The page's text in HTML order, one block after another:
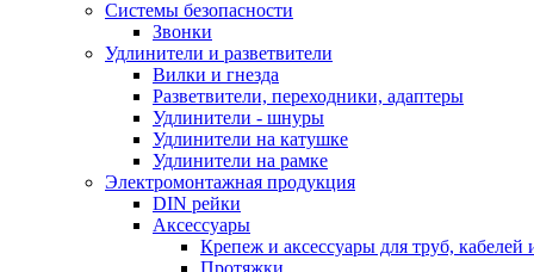
Системы безопасности
Звонки
Удлинители и разветвители
Вилки и гнезда
Разветвители, переходники, адаптеры
Удлинители - шнуры
Удлинители на катушке
Удлинители на рамке
Электромонтажная продукция
DIN рейки
Аксессуары
Крепеж и аксессуары для труб, кабелей
Протяжки